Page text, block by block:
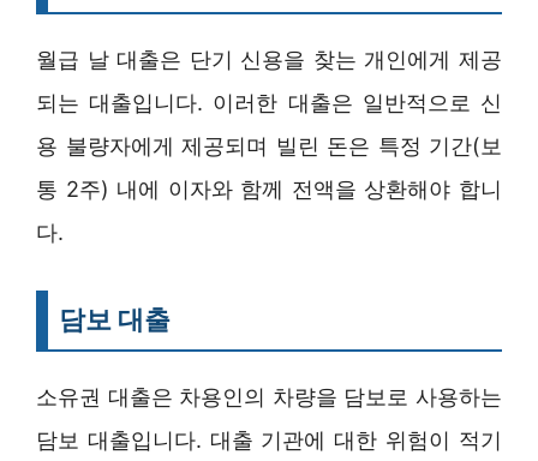
월급 날 대출은 단기 신용을 찾는 개인에게 제공
되는 대출입니다. 이러한 대출은 일반적으로 신
용 불량자에게 제공되며 빌린 돈은 특정 기간(보
통 2주) 내에 이자와 함께 전액을 상환해야 합니
다.
담보 대출
소유권 대출은 차용인의 차량을 담보로 사용하는
담보 대출입니다. 대출 기관에 대한 위험이 적기